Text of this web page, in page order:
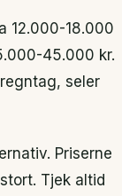
12.000-18.000
45.000 kr.
seler
Priserne
Tjek altid